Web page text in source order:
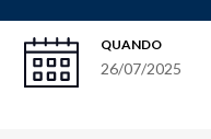
QUANDO
26/07/2025